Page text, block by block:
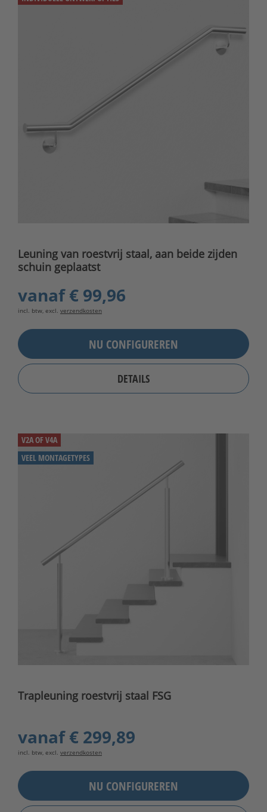
Leuning van roestvrij staal, aan beide zijden
schuin geplaatst
vanaf€ 99,96
incl. btw, excl. verzendkosten
NU CONFIGUREREN
DETAILS
V2A OF V4A
VEEL MONTAGETYPES
Trapleuning roestvrij staal FSG
vanaf€ 299,89
incl. btw, excl. verzendkosten
NU CONFIGUREREN